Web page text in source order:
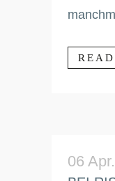
06 Apr.